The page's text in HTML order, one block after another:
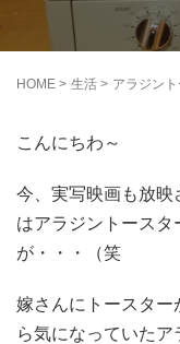
HOME > 生活 > アラジン
こんにちわ～
今、実写映画も放映
はアラジントース
が・・・（笑
嫁さんにトースター
ら気になっていた